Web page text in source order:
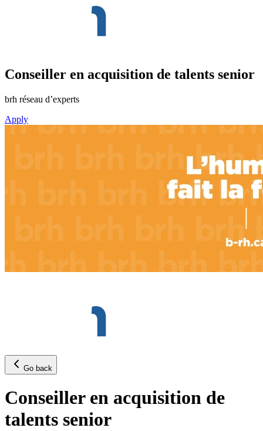
Conseiller en acquisition de talents senior
brh réseau d’experts
Apply
Go back
Conseiller en acquisition de
talents senior